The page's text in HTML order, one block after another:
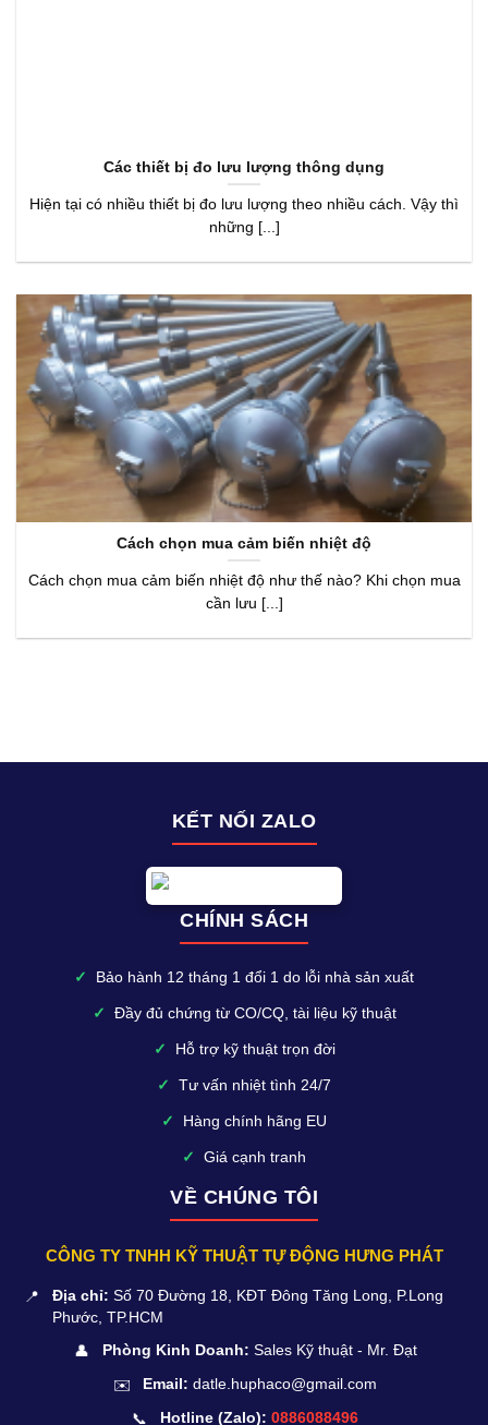
Các thiết bị đo lưu lượng thông dụng
Hiện tại có nhiều thiết bị đo lưu lượng theo nhiều cách. Vậy thì
những [...]
Cách chọn mua cảm biến nhiệt độ
Cách chọn mua cảm biến nhiệt độ như thế nào? Khi chọn mua
cần lưu [...]
KẾT NỐI ZALO
CHÍNH SÁCH
✓ Bảo hành 12 tháng 1 đổi 1 do lỗi nhà sản xuất
✓ Đầy đủ chứng từ CO/CQ, tài liệu kỹ thuật
✓ Hỗ trợ kỹ thuật trọn đời
✓ Tư vấn nhiệt tình 24/7
✓ Hàng chính hãng EU
✓ Giá cạnh tranh
VỀ CHÚNG TÔI
CÔNG TY TNHH KỸ THUẬT TỰ ĐỘNG HƯNG PHÁT
📍 Địa chỉ: Số 70 Đường 18, KĐT Đông Tăng Long, P.Long
Phước, TP.HCM
👤 Phòng Kinh Doanh: Sales Kỹ thuật - Mr. Đạt
✉️ Email: datle.huphaco@gmail.com
📞 Hotline (Zalo): 0886088496